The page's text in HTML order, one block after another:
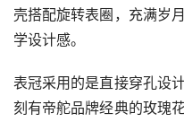
壳搭配旋转表圈，充满岁
学设计感。
表冠采用的是直接穿孔设
刻有帝舵品牌经典的玫瑰